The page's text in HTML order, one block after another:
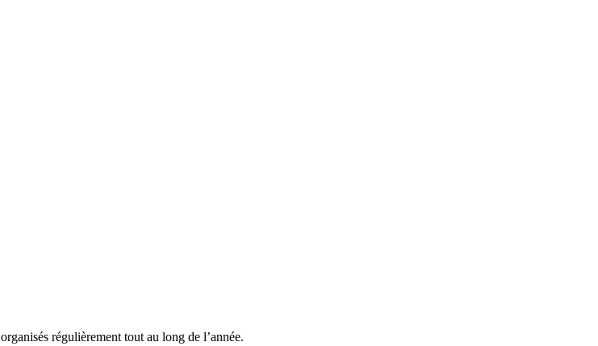
organisés régulièrement tout au long de l’année.